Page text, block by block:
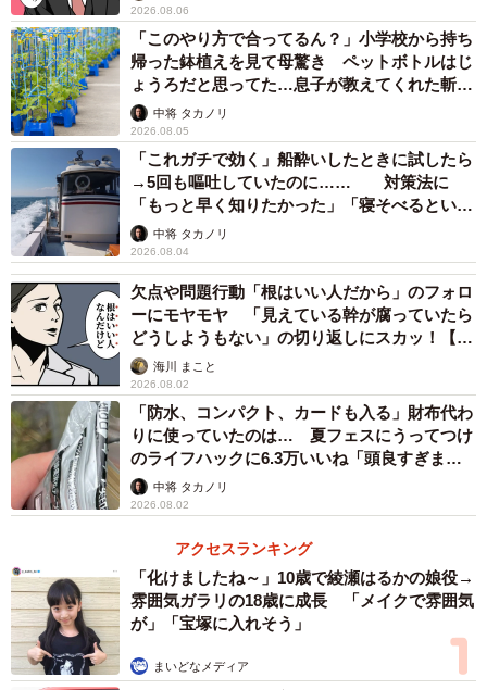
2026.08.06
「このやり方で合ってるん？」小学校から持ち
帰った鉢植えを見て母驚き ペットボトルはじ
ょうろだと思ってた…息子が教えてくれた斬新
な水やりとは
中将 タカノリ
2026.08.05
「これガチで効く」船酔いしたときに試したら
→5回も嘔吐していたのに…… 対策法に
「もっと早く知りたかった」「寝そべるといい
らしい」
中将 タカノリ
2026.08.04
欠点や問題行動「根はいい人だから」のフォロ
ーにモヤモヤ 「見えている幹が腐っていたら
どうしようもない」の切り返しにスカッ！【漫
画】海川 まこと
2026.08.02
「防水、コンパクト、カードも入る」財布代わ
りに使っていたのは… 夏フェスにうってつけ
のライフハックに6.3万いいね「頭良すぎま
す」中将 タカノリ
2026.08.02
アクセスランキング
「化けましたね～」10歳で綾瀬はるかの娘役→
雰囲気ガラリの18歳に成長 「メイクで雰囲気
が」「宝塚に入れそう」
まいどなメディア